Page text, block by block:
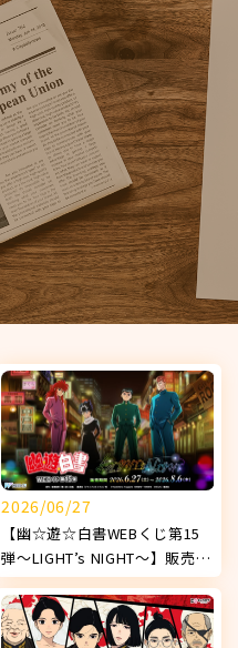
2026/06/27
【幽☆遊☆白書WEBくじ第15
弾～LIGHT’s NIGHT～】販売開
始!